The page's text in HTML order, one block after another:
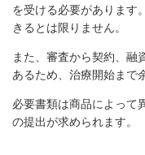
を受ける必要があります
きるとは限りません。
また、審査から契約、融
あるため、治療開始まで
必要書類は商品によって
の提出が求められます。